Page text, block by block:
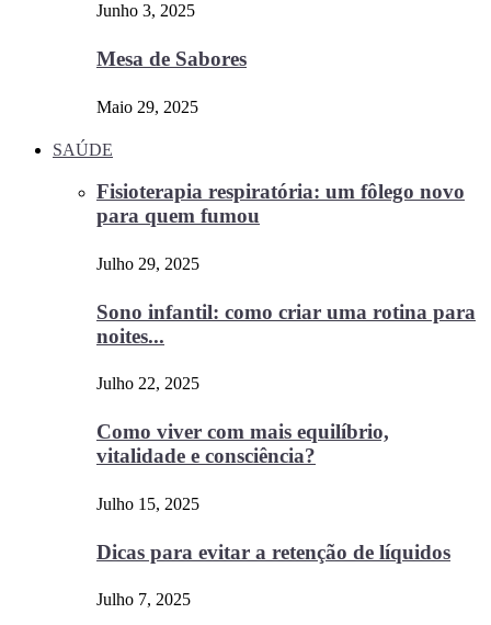
Junho 3, 2025
Mesa de Sabores
Maio 29, 2025
SAÚDE
Fisioterapia respiratória: um fôlego novo
para quem fumou
Julho 29, 2025
Sono infantil: como criar uma rotina para
noites...
Julho 22, 2025
Como viver com mais equilíbrio,
vitalidade e consciência?
Julho 15, 2025
Dicas para evitar a retenção de líquidos
Julho 7, 2025